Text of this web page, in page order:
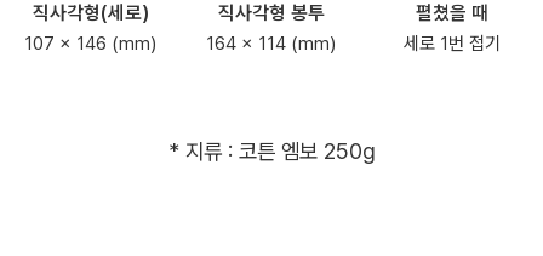
직사각형(세로)
107 x 146 (mm)
직사각형 봉투
164 x 114 (mm)
펼쳤을 때
세로 1번 접기